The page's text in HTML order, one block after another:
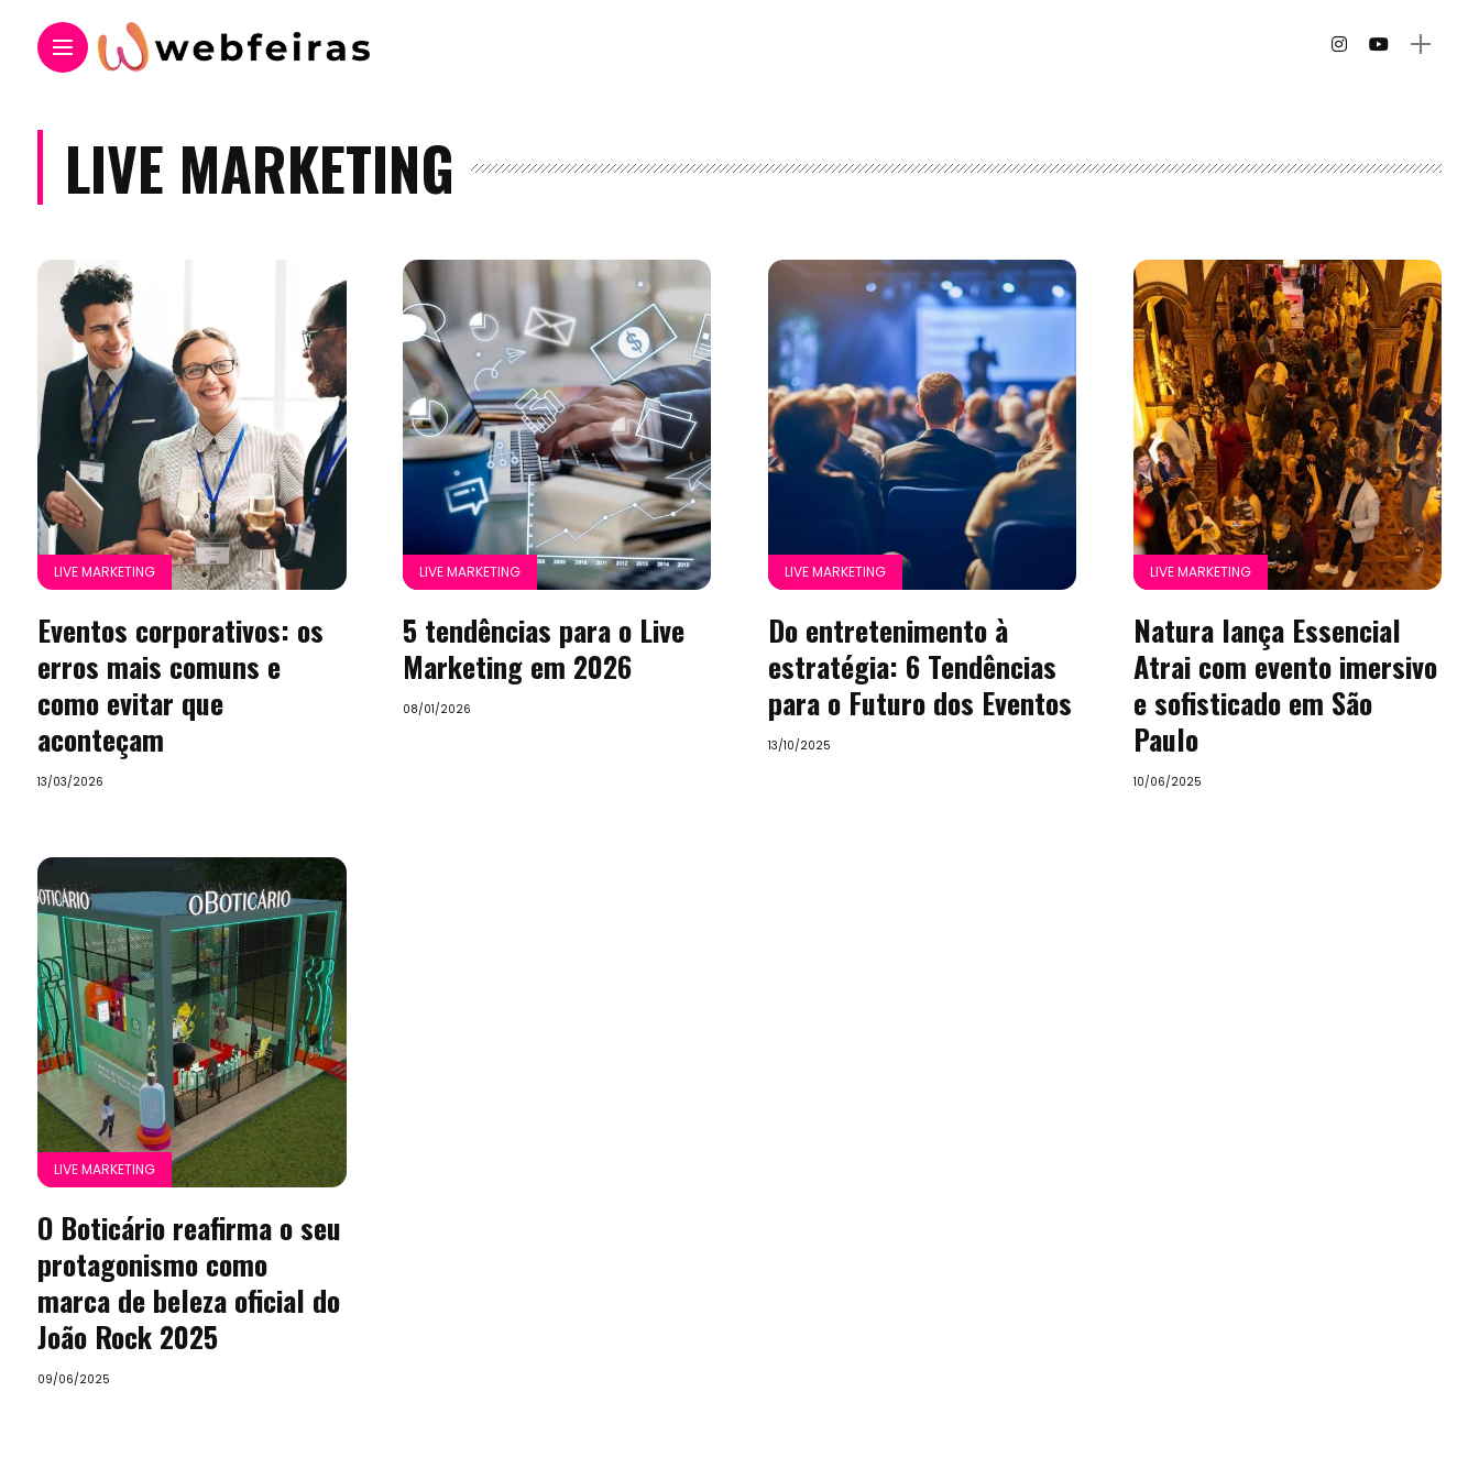
Home
Arte
LIVE MARKETING
LIVE MARKETING
Eventos corporativos: os
erros mais comuns e
como evitar que
aconteçam
13/03/2026
LIVE MARKETING
5 tendências para o Live
Marketing em 2026
08/01/2026
LIVE MARKETING
Do entretenimento à
estratégia: 6 Tendências
para o Futuro dos Eventos
13/10/2025
LIVE MARKETING
Natura lança Essencial
Atrai com evento imersivo
e sofisticado em São
Paulo
10/06/2025
LIVE MARKETING
O Boticário reafirma o seu
protagonismo como
marca de beleza oficial do
João Rock 2025
09/06/2025